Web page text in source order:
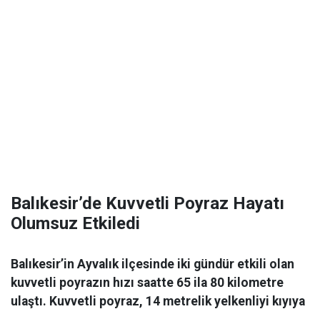
Balıkesir’de Kuvvetli Poyraz Hayatı
Olumsuz Etkiledi
Balıkesir’in Ayvalık ilçesinde iki gündür etkili olan
kuvvetli poyrazın hızı saatte 65 ila 80 kilometre
ulaştı. Kuvvetli poyraz, 14 metrelik yelkenliyi kıyıya